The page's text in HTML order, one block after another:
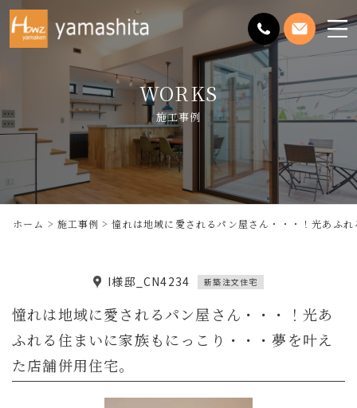
メ
ニ
ュ
ー
を
く
WORKS
施工事例
ホーム 施工事例 憧れは地域に愛されるパン屋さん・・・！光あふ
I様邸_CN4234 新築注文住宅
憧れは地域に愛されるパン屋さん・・・！光あ
ふれる住まいに家族もにっこり・・・夢を叶え
た店舗併用住宅。